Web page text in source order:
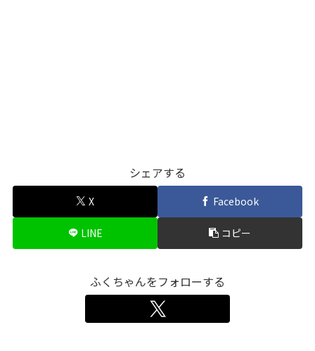
シェアする
X Facebook
LINE コピー
ふくちゃんをフォローする